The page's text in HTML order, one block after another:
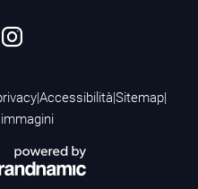
|Accessibilità|Sitemap|